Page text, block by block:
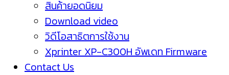
สินค้ายอดนิยม
Download video
วิดีโอสาธิตการใช้งาน
Xprinter XP-C300H อัพเดท Firmware
Contact Us